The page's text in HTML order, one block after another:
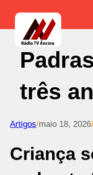
três
Artigos/maio 18, 2026/
Criança